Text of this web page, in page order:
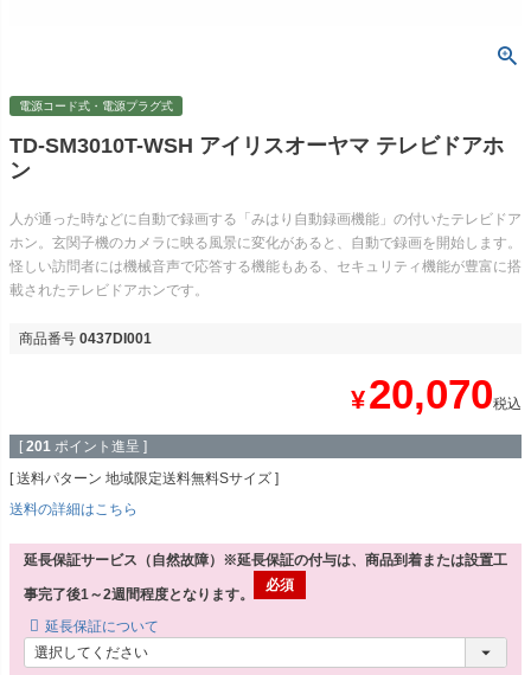
電源コード式・電源プラグ式
TD-SM3010T-WSH アイリスオーヤマ テレビドアホ
ン
人が通った時などに自動で録画する「みはり自動録画機能」の付いたテレビドア
ホン。玄関子機のカメラに映る風景に変化があると、自動で録画を開始します。
怪しい訪問者には機械音声で応答する機能もある、セキュリティ機能が豊富に搭
載されたテレビドアホンです。
商品番号 0437DI001
¥20,070税込
[ 201 ポイント進呈 ]
送料パターン 地域限定送料無料Sサイズ
送料の詳細はこちら
延長保証サービス（自然故障）※延長保証の付与は、商品到着または設置工
事完了後1～2週間程度となります。
延長保証について